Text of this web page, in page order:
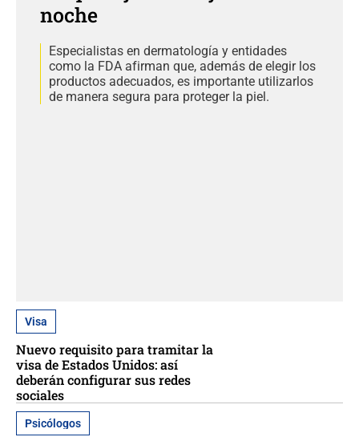
noche
Especialistas en dermatología y entidades
como la FDA afirman que, además de elegir los
productos adecuados, es importante utilizarlos
de manera segura para proteger la piel.
Visa
Nuevo requisito para tramitar la
visa de Estados Unidos: así
deberán configurar sus redes
sociales
Psicólogos